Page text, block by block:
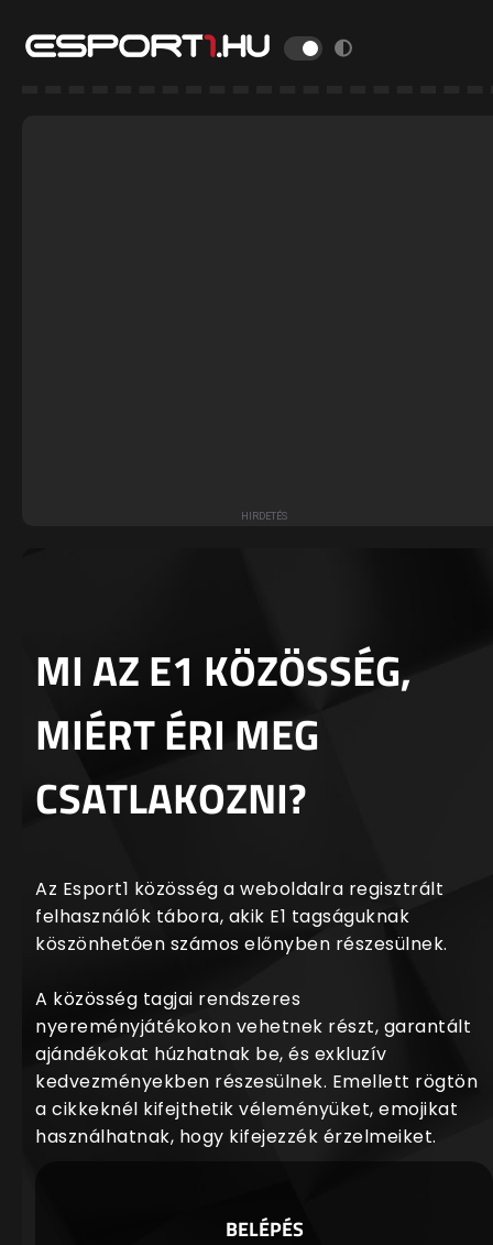
MI AZ E1 KÖZÖSSÉG,
MIÉRT ÉRI MEG
CSATLAKOZNI?
Az Esport1 közösség a weboldalra regisztrált
felhasználók tábora, akik E1 tagságuknak
köszönhetően számos előnyben részesülnek.
A közösség tagjai rendszeres
nyereményjátékokon vehetnek részt, garantált
ajándékokat húzhatnak be, és exkluzív
kedvezményekben részesülnek. Emellett rögtön
a cikkeknél kifejthetik véleményüket, emojikat
használhatnak, hogy kifejezzék érzelmeiket.
BELÉPÉS